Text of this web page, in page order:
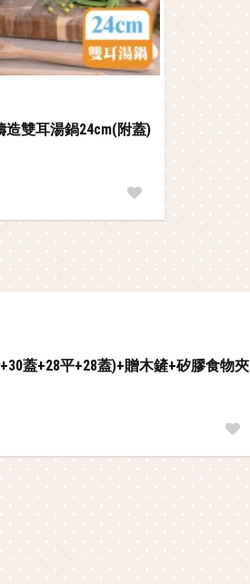
造雙耳湯鍋24cm(附蓋)
蓋+28平+28蓋)+贈木鏟+矽膠食物夾